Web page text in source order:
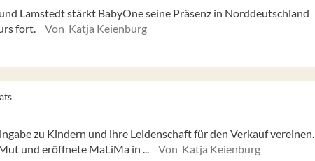
Lamstedt stärkt BabyOne seine Präsenz in Norddeutschland
fort.
Von Katja Keienburg
zu Kindern und ihre Leidenschaft für den Verkauf vereinen.
und eröffnete MaLiMa in ...
Von Katja Keienburg